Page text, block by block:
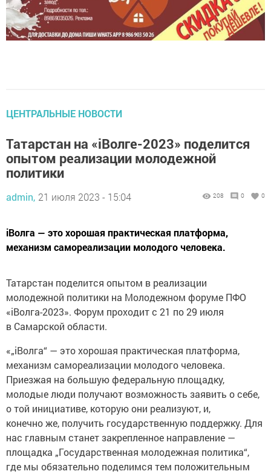
ЦЕНТРАЛЬНЫЕ НОВОСТИ
Татарстан на «iВолге-2023» поделится
опытом реализации молодежной
политики
admin, 21 июля 2023 - 15:04 208 0 0
iВолга — это хорошая практическая платформа,
механизм самореализации молодого человека.
Татарстан поделится опытом в реализации
молодежной политики на Молодежном форуме ПФО
«iВолга-2023». Форум проходит с 21 по 29 июля
в Самарской области.
«„iВолга“ — это хорошая практическая платформа,
механизм самореализации молодого человека.
Приезжая на большую федеральную площадку,
молодые люди получают возможность заявить о себе,
о той инициативе, которую они реализуют, и,
конечно же, получить государственную поддержку. Для
нас главным станет закрепленное направление —
площадка „Государственная молодежная политика“,
где мы обязательно поделимся тем положительным